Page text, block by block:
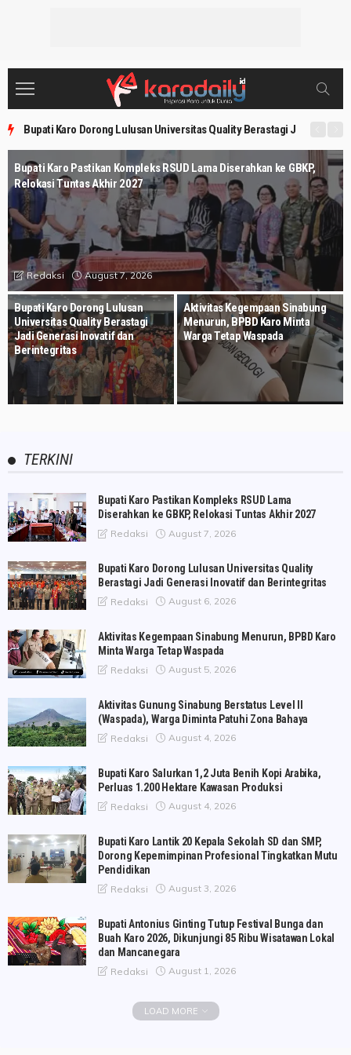
Bupati Karo Dorong Lulusan Universitas Quality Berastagi Jadi
Bupati Karo Pastikan Kompleks RSUD Lama Diserahkan ke GBKP,
Relokasi Tuntas Akhir 2027
Redaksi August 7, 2026
Bupati Karo Dorong Lulusan
Universitas Quality Berastagi
Jadi Generasi Inovatif dan
Berintegritas
Aktivitas Kegempaan Sinabung
Menurun, BPBD Karo Minta
Warga Tetap Waspada
TERKINI
Bupati Karo Pastikan Kompleks RSUD Lama
Diserahkan ke GBKP, Relokasi Tuntas Akhir 2027
Redaksi August 7, 2026
Bupati Karo Dorong Lulusan Universitas Quality
Berastagi Jadi Generasi Inovatif dan Berintegritas
Redaksi August 6, 2026
Aktivitas Kegempaan Sinabung Menurun, BPBD Karo
Minta Warga Tetap Waspada
Redaksi August 5, 2026
Aktivitas Gunung Sinabung Berstatus Level II
(Waspada), Warga Diminta Patuhi Zona Bahaya
Redaksi August 4, 2026
Bupati Karo Salurkan 1,2 Juta Benih Kopi Arabika,
Perluas 1.200 Hektare Kawasan Produksi
Redaksi August 4, 2026
Bupati Karo Lantik 20 Kepala Sekolah SD dan SMP,
Dorong Kepemimpinan Profesional Tingkatkan Mutu
Pendidikan
Redaksi August 3, 2026
Bupati Antonius Ginting Tutup Festival Bunga dan
Buah Karo 2026, Dikunjungi 85 Ribu Wisatawan Lokal
dan Mancanegara
Redaksi August 1, 2026
LOAD MORE